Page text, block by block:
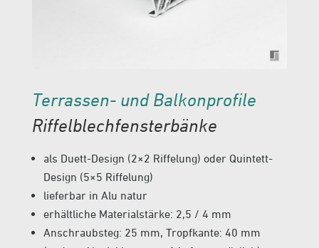
Terrassen- und Balkonprofile
Riffelblechfensterbänke
als Duett-Design (2×2 Riffelung) oder Quintett-
Design (5×5 Riffelung)
lieferbar in Alu natur
erhältliche Materialstärke: 2,5 / 4 mm
Anschraubsteg: 25 mm, Tropfkante: 40 mm